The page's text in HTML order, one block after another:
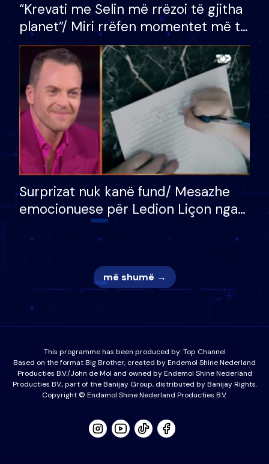
“Krevati me Selin më rrëzoi të gjitha
planet”/ Miri rrëfen momentet më të
bukura në shtëpinë e BB VIP: Do më
mungojë zilja e mëngjesit kur…
Surprizat nuk kanë fund/ Mesazhe
emocionuese për Ledion Liçon nga
nëna dhe fëmijët e tij, moderatori
nuk i mban dot lotët: Nuk meritoj…
më shumë →
This programme has been produced by:Top Channel
Based on the format Big Brother, created by Endemol Shine Nederland
Producties B.V./John de Mol and owned by Endemol Shine Nederland
Producties BV., part of the Banijay Group, distributed by Banijay Rights.
Copyright © Endamol Shine Nederland Producties B.V.